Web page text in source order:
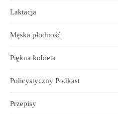
Laktacja
Męska płodność
Piękna kobieta
Policystyczny Podkast
Przepisy